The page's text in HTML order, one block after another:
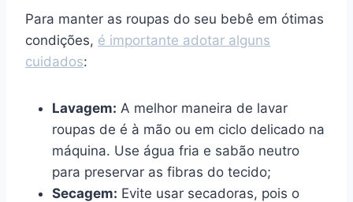
Para manter as roupas do seu bebê em ótimas
condições, é importante adotar alguns
cuidados:
Lavagem: A melhor maneira de lavar
roupas de é à mão ou em ciclo delicado na
máquina. Use água fria e sabão neutro
para preservar as fibras do tecido;
Secagem: Evite usar secadoras, pois o